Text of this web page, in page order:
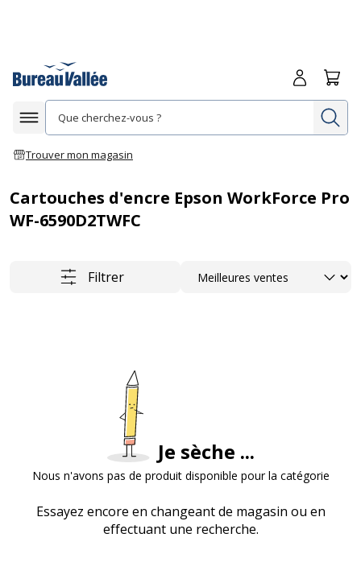
Afficher la navigation
Trouver mon magasin
Me
Cartouches d'encre Epson WorkForce Pro
WF-6590D2TWFC
Filtrer Trier
Je sèche ...
Nous n'avons pas de produit disponible pour la catégorie
Essayez encore en changeant de magasin ou en
effectuant une recherche.